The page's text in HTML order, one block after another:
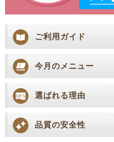
ご利用ガイド
今月のメニュー
選ばれる理由
品質の安全性